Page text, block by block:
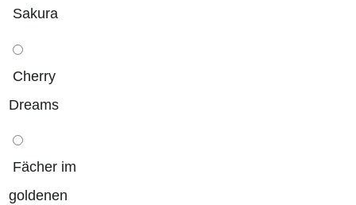
Sakura
Cherry
Dreams
Fächer im
goldenen